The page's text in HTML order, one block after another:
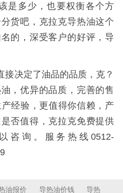
是多少，也要权衡各个方
货吧，克拉克导热油这个
的，深受客户的好评，导
接决定了油品的品质，克？
，优异的品质，完善的售
经验，更值得你信赖，产
否值得，克拉克免费提供
咨询。服务热线0512-
油报价 导热油价钱 导热